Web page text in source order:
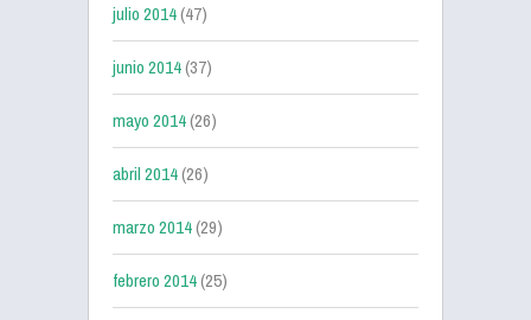
julio 2014(47)
junio 2014(37)
mayo 2014(26)
abril 2014(26)
marzo 2014(29)
febrero 2014(25)